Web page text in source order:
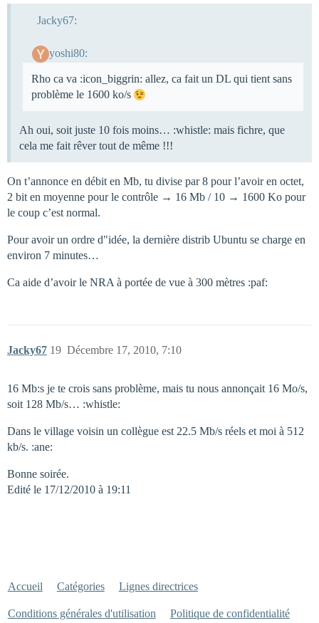
Jacky67:
yoshi80:
Rho ca va :icon_biggrin: allez, ca fait un DL qui tient sans
problème le 1600 ko/s
Ah oui, soit juste 10 fois moins… :whistle: mais fichre, que
cela me fait rêver tout de même !!!
On t’annonce en débit en Mb, tu divise par 8 pour l’avoir en octet,
2 bit en moyenne pour le contrôle → 16 Mb / 10 → 1600 Ko pour
le coup c’est normal.
Pour avoir un ordre d"idée, la dernière distrib Ubuntu se charge en
environ 7 minutes…
Ca aide d’avoir le NRA à portée de vue à 300 mètres :paf:
Jacky67 Décembre 17, 2010, 7:10
19
16 Mb:s je te crois sans problème, mais tu nous annonçait 16 Mo/s,
soit 128 Mb/s… :whistle:
Dans le village voisin un collègue est 22.5 Mb/s réels et moi à 512
kb/s. :ane:
Bonne soirée.
Edité le 17/12/2010 à 19:11
Accueil Catégories Lignes directrices
Conditions générales d'utilisation Politique de confidentialité